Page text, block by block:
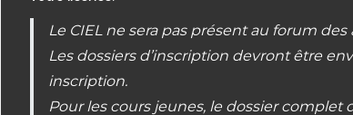
Le CIEL ne sera pas présent au forum des
Les dossiers d’inscription devront être
inscription.
Pour les cours jeunes, le dossier